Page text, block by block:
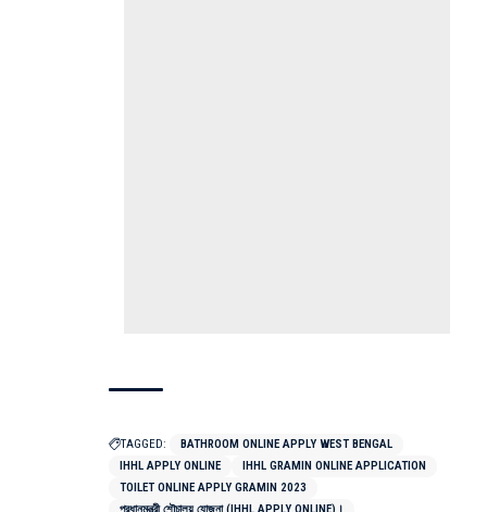
TAGGED:
BATHROOM ONLINE APPLY WEST BENGAL
IHHL APPLY ONLINE
IHHL GRAMIN ONLINE APPLICATION
TOILET ONLINE APPLY GRAMIN 2023